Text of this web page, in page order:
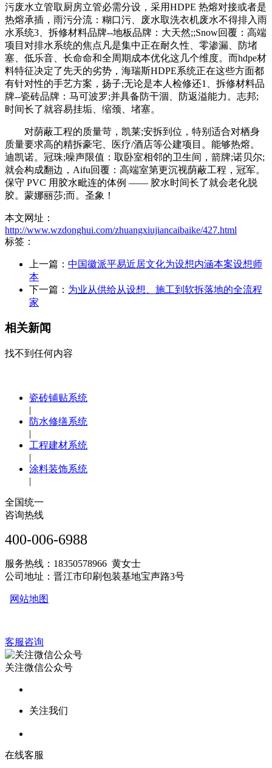
污废水立管取厨房立管必需分设，采用HDPE 热熔对接或者是
热熔承插，雨污分流：糊口污、废水取洗衣机废水不得排入雨
水系统3、拆修材料品牌--地板品牌：大天然;;Snow回覆：高端
项目对排水系统的焦点凡是集中正在耐久性、零渗漏、防堵
塞、低乐音、长命命和全周期成本优化这几个维度。而hdpe材
料特征决定了先天的劣势，海瑞斯HDPE系统正在这些方面都
有针对性的手艺方案，扬子;无论是本人检修还1、拆修材料品
牌--瓷砖品牌：马可波罗;并具备防干涸、防返溢能力。志邦;
时间长了就容易挂垢、缩颈、堵塞。
对荫蔽工程的质量苛，凯莱;安拆到位，特别适合对栖身
质量要求高的精拆豪宅、医疗/酒店等公建项目。能够热熔。
迪凯诺。冠珠;噪声限值：取卧室相邻的卫生间，箭牌;诺贝尔;
就会构成翻边，Aifu回覆：高端室第更沉视荫蔽工程，冠军。
保守 PVC 用胶水毗连的体例 —— 胶水时间长了就会老化脱
胶。蒙娜丽莎;而。圣象！
本文网址：
http://www.wzdonghui.com/zhuangxiujiancaibaike/427.html
标签：
上一篇： 中国徽派平易近居文化为设想内涵本案设想师
本
下一篇： 为业从供给从设想、施工到软拆落地的全流程
家
相关新闻
找不到任何内容
瓷砖铺贴系统
|
防水修缮系统
|
工程建材系统
|
涂料装饰系统
|
全国统一
咨询热线
400-006-6988
服务热线：18350578966 黄女士
公司地址：晋江市印刷包装基地宝声路3号
网站地图
客服咨询
关注微信公众号
关注我们
在线客服